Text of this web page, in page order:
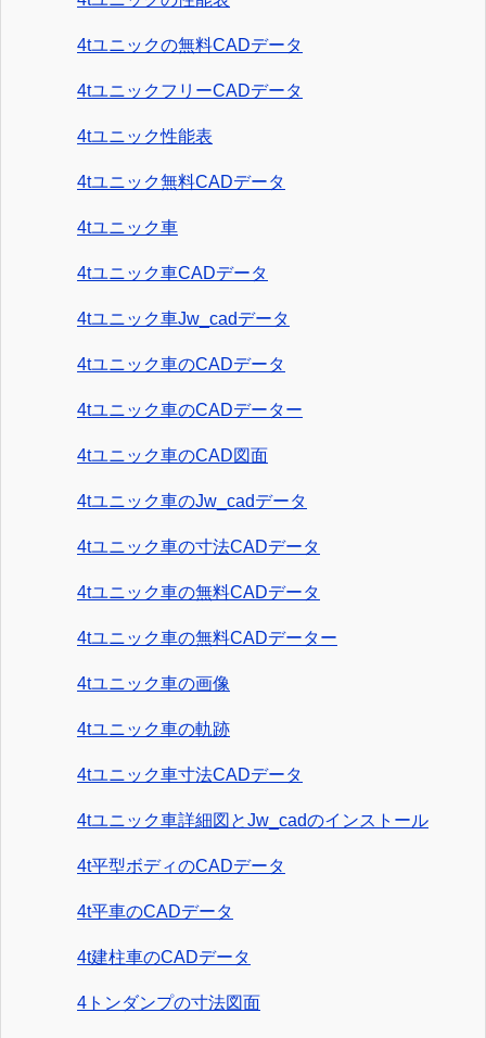
4tユニックの無料CADデータ
4tユニックフリーCADデータ
4tユニック性能表
4tユニック無料CADデータ
4tユニック車
4tユニック車CADデータ
4tユニック車Jw_cadデータ
4tユニック車のCADデータ
4tユニック車のCADデーター
4tユニック車のCAD図面
4tユニック車のJw_cadデータ
4tユニック車の寸法CADデータ
4tユニック車の無料CADデータ
4tユニック車の無料CADデーター
4tユニック車の画像
4tユニック車の軌跡
4tユニック車寸法CADデータ
4tユニック車詳細図とJw_cadのインストール
4t平型ボディのCADデータ
4t平車のCADデータ
4t建柱車のCADデータ
4トンダンプの寸法図面